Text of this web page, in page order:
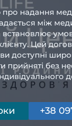
про надання
між
встановлює
Цей
доступні
прийняті без
+38